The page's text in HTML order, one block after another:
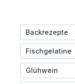
Backrezepte
Fischgelatine
Glühwein